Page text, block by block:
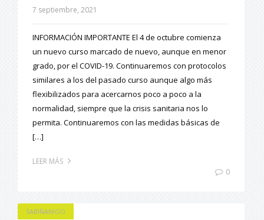
7 septiembre, 2021
INFORMACIÓN IMPORTANTE El 4 de octubre comienza
un nuevo curso marcado de nuevo, aunque en menor
grado, por el COVID-19. Continuaremos con protocolos
similares a los del pasado curso aunque algo más
flexibilizados para acercarnos poco a poco a la
normalidad, siempre que la crisis sanitaria nos lo
permita. Continuaremos con las medidas básicas de
[…]
LEER MÁS
0
SABIÑANIGO